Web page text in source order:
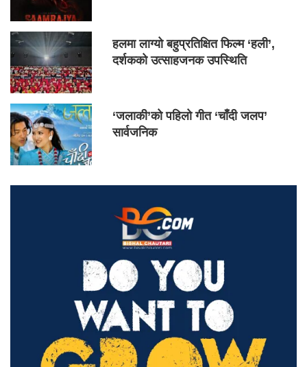
हलमा लाग्यो बहुप्रतिक्षित फिल्म ‘हली’,
दर्शकको उत्साहजनक उपस्थिति
‘जलाकी’को पहिलो गीत ‘चाँदी जलप’
सार्वजनिक